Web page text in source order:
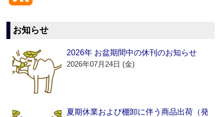
お知らせ
2026年 お盆期間中の休刊のお知らせ
2026年07月24日 (金)
夏期休業および棚卸に伴う商品出荷（発